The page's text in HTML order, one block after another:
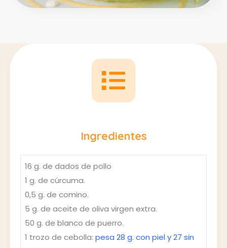
Ingredientes
16 g. de dados de pollo
1 g. de cúrcuma.
0,5 g. de comino.
5 g. de aceite de oliva virgen extra.
50 g. de blanco de puerro.
1 trozo de cebolla: pesa 28 g. con piel y 27 sin